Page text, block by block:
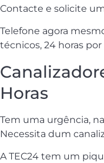
Contacte e solicite
Telefone agora
técnicos, 24 horas
Horas
Tem uma urgência,
Necessita dum
A TEC24 tem um